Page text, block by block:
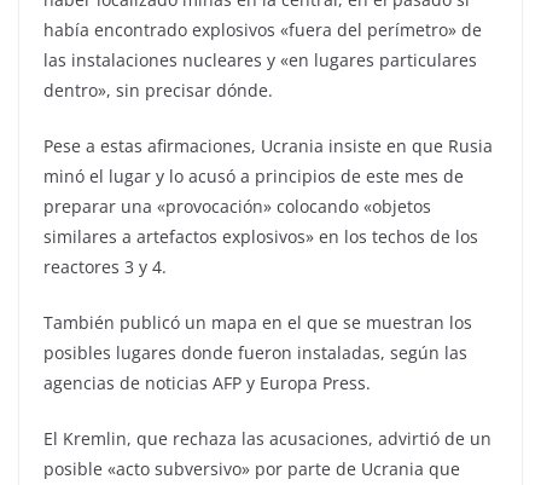
había encontrado explosivos «fuera del perímetro» de
las instalaciones nucleares y «en lugares particulares
dentro», sin precisar dónde.
Pese a estas afirmaciones, Ucrania insiste en que Rusia
minó el lugar y lo acusó a principios de este mes de
preparar una «provocación» colocando «objetos
similares a artefactos explosivos» en los techos de los
reactores 3 y 4.
También publicó un mapa en el que se muestran los
posibles lugares donde fueron instaladas, según las
agencias de noticias AFP y Europa Press.
El Kremlin, que rechaza las acusaciones, advirtió de un
posible «acto subversivo» por parte de Ucrania que